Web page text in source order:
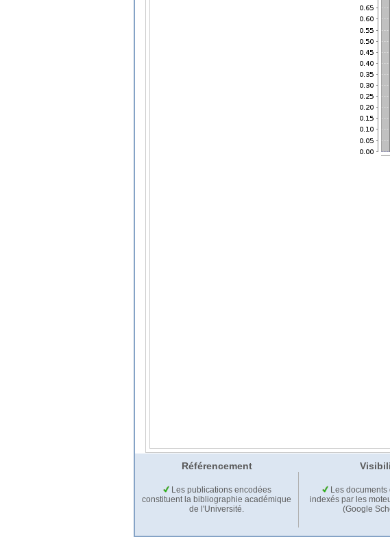
Référencement
Les publications encodées
constituent la bibliographie académique
de l'Université.
Les documents
indexés par les
(Google